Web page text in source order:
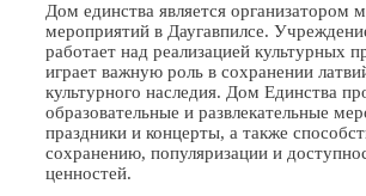
Дом единства является организатором
мероприятий в Даугавпилсе.
работает над реализацией культурных
играет важную роль в сохранении
культурного наследия. Дом Единства
образовательные и развлекательные
праздники и концерты, а также
сохранению, популяризации и
ценностей.